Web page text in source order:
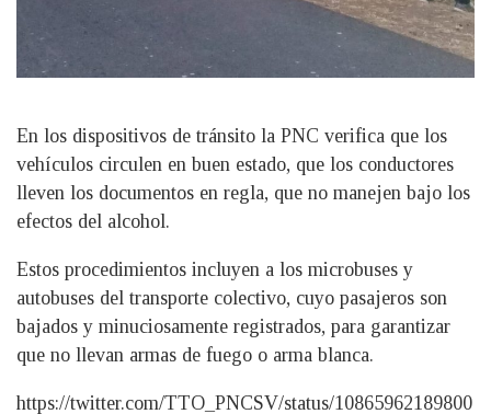
En los dispositivos de tránsito la PNC verifica que los
vehículos circulen en buen estado, que los conductores
lleven los documentos en regla, que no manejen bajo los
efectos del alcohol.
Estos procedimientos incluyen a los microbuses y
autobuses del transporte colectivo, cuyo pasajeros son
bajados y minuciosamente registrados, para garantizar
que no llevan armas de fuego o arma blanca.
https://twitter.com/TTO_PNCSV/status/10865962189800